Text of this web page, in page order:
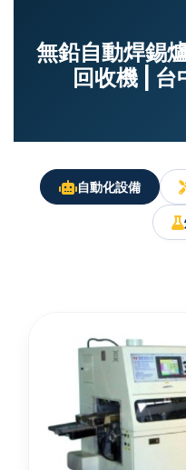
無鉛自動焊錫
回收機 |
自動化設備